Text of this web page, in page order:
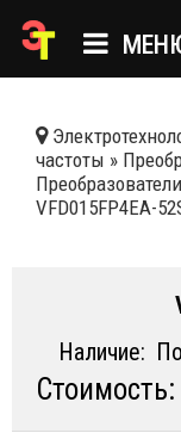
КАТАЛОГ
О
ДОСТАВКА
частоты »
VFD015FP4EA-
Наличие: